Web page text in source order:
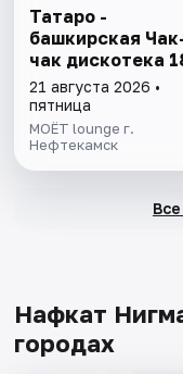
Татаро -
башкирская
чак дискотека
21 августа 2026 •
пятница
MOËT lounge г.
Нефтекамск
Нафкат
городах